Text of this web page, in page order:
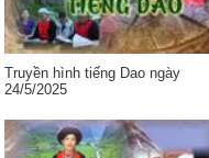
Truyền hình tiếng Dao ngày
24/5/2025